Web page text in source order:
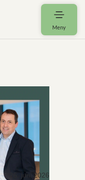
Meny
26. juni 2026